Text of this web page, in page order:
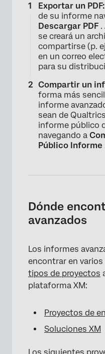
Exportar un PDF:
de su informe
Descargar PDF .
se creará un
compartirse (p.
en un correo
para su
Compartir un
forma más
informe
sean de
informe público
navegando a
Público Informe
Dónde
avanzados
Los informes
encontrar en
tipos de proyectos
plataforma XM:
Proyectos de
Soluciones XM
Los siguientes